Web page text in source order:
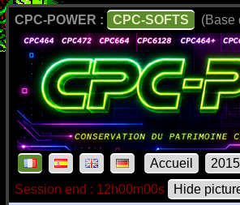
CPC-POWER : CPC-SOFTS (Base
Accueil
Session end : 12h00m00s
Hide